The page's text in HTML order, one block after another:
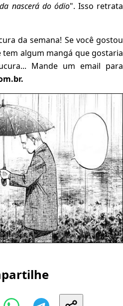
nascerá do ódio". Isso retrata
da semana! Se você gostou
tem algum mangá que gostaria
Mande um email para